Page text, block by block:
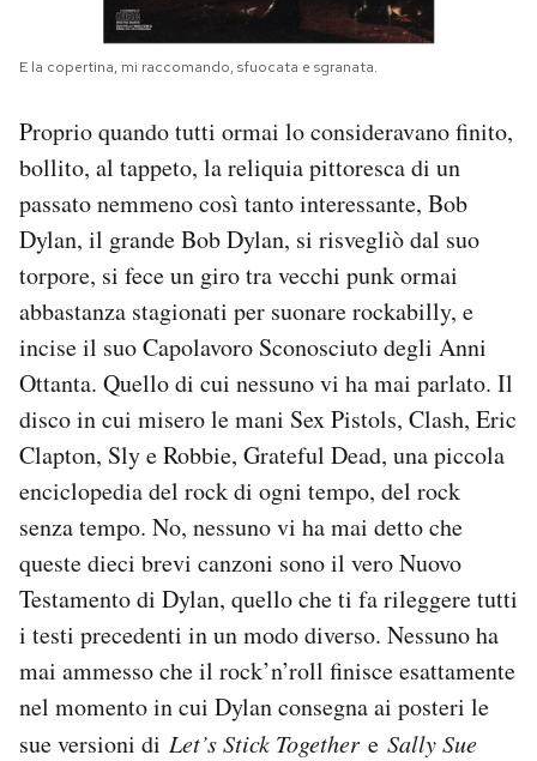
E la copertina, mi raccomando, sfuocata e sgranata.
Proprio quando tutti ormai lo consideravano finito,
bollito, al tappeto, la reliquia pittoresca di un
passato nemmeno così tanto interessante, Bob
Dylan, il grande Bob Dylan, si risvegliò dal suo
torpore, si fece un giro tra vecchi punk ormai
abbastanza stagionati per suonare rockabilly, e
incise il suo Capolavoro Sconosciuto degli Anni
Ottanta. Quello di cui nessuno vi ha mai parlato. Il
disco in cui misero le mani Sex Pistols, Clash, Eric
Clapton, Sly e Robbie, Grateful Dead, una piccola
enciclopedia del rock di ogni tempo, del rock
senza tempo. No, nessuno vi ha mai detto che
queste dieci brevi canzoni sono il vero Nuovo
Testamento di Dylan, quello che ti fa rileggere tutti
i testi precedenti in un modo diverso. Nessuno ha
mai ammesso che il rock’n’roll finisce esattamente
nel momento in cui Dylan consegna ai posteri le
sue versioni di Let’s Stick Together e Sally Sue